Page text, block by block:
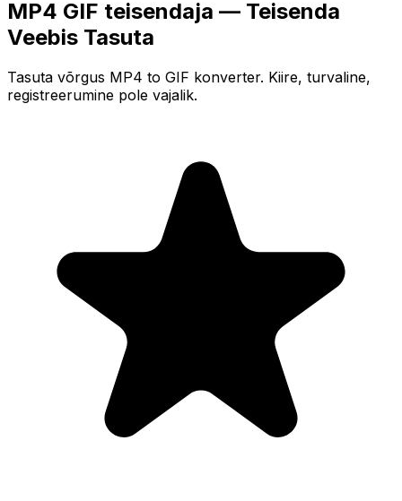
MP4 GIF teisendaja — Teisenda
Veebis Tasuta
Tasuta võrgus MP4 to GIF konverter. Kiire, turvaline,
registreerumine pole vajalik.